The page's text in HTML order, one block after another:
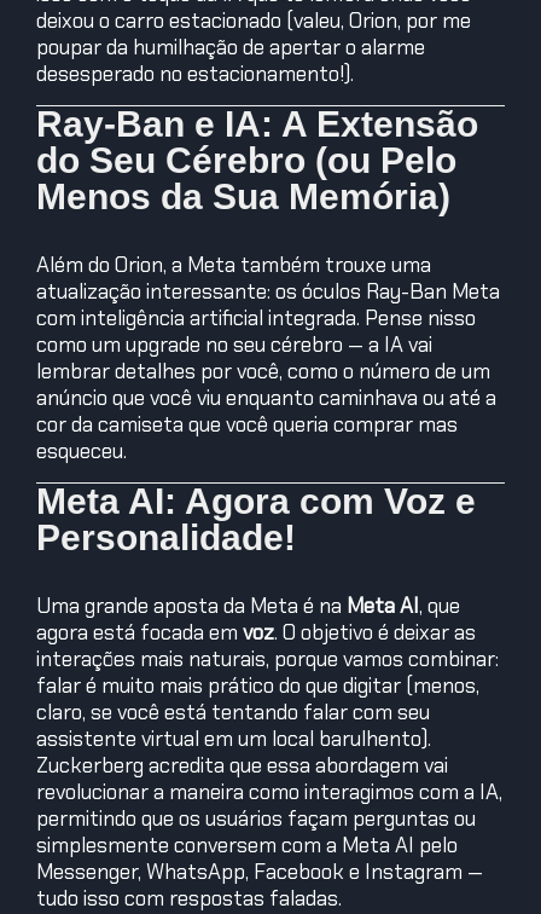
deixou o carro estacionado (valeu, Orion, por me
poupar da humilhação de apertar o alarme
desesperado no estacionamento!).
Ray-Ban e IA: A Extensão
do Seu Cérebro (ou Pelo
Menos da Sua Memória)
Além do Orion, a Meta também trouxe uma
atualização interessante: os óculos Ray-Ban Meta
com inteligência artificial integrada. Pense nisso
como um upgrade no seu cérebro — a IA vai
lembrar detalhes por você, como o número de um
anúncio que você viu enquanto caminhava ou até a
cor da camiseta que você queria comprar mas
esqueceu.
Meta AI: Agora com Voz e
Personalidade!
Uma grande aposta da Meta é na Meta AI, que
agora está focada em voz. O objetivo é deixar as
interações mais naturais, porque vamos combinar:
falar é muito mais prático do que digitar (menos,
claro, se você está tentando falar com seu
assistente virtual em um local barulhento).
Zuckerberg acredita que essa abordagem vai
revolucionar a maneira como interagimos com a IA,
permitindo que os usuários façam perguntas ou
simplesmente conversem com a Meta AI pelo
Messenger, WhatsApp, Facebook e Instagram —
tudo isso com respostas faladas.